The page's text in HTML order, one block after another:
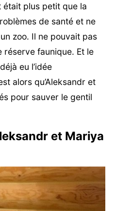
était plus petit que la
de santé et ne
zoo. Il ne pouvait pas
réserve faunique. Et le
eu l’idée
alors qu’Aleksandr et
pour sauver le gentil
et Mariya